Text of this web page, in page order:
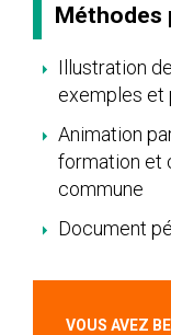
Méthodes
Illustration
exemples et
Animation
formation et
commune
Document
VOUS AVEZ